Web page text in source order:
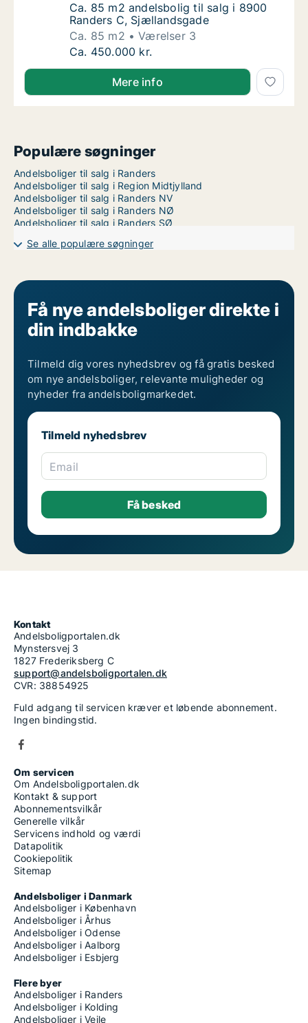
Ca. 85 m2 andelsbolig til salg i 8900
Ca. 85 m2 andelsbolig til salg i 8900
Randers C, Sjællandsgade
Ca. 85 m2
Værelser 3
Ca. 85 m2 andelsbolig til salg i 8900
Ca. 450.000 kr.
Mere info
Populære søgninger
Andelsboliger til salg i Randers
Andelsboliger til salg i Region Midtjylland
Andelsboliger til salg i Randers NV
Andelsboliger til salg i Randers NØ
Andelsboliger til salg i Randers SØ
Se alle populære søgninger
Få nye andelsboliger direkte i
din indbakke
Tilmeld dig vores nyhedsbrev og få gratis besked
om nye andelsboliger, relevante muligheder og
nyheder fra andelsboligmarkedet.
Tilmeld nyhedsbrev
Email
Kontakt
Andelsboligportalen.dk
Mynstersvej 3
1827 Frederiksberg C
support@andelsboligportalen.dk
CVR: 38854925
Fuld adgang til servicen kræver et løbende abonnement.
Ingen bindingstid.
Om servicen
Om Andelsboligportalen.dk
Kontakt & support
Abonnementsvilkår
Generelle vilkår
Servicens indhold og værdi
Datapolitik
Cookiepolitik
Sitemap
Andelsboliger i Danmark
Andelsboliger i København
Andelsboliger i Århus
Andelsboliger i Odense
Andelsboliger i Aalborg
Andelsboliger i Esbjerg
Flere byer
Andelsboliger i Randers
Andelsboliger i Kolding
Andelsboliger i Vejle